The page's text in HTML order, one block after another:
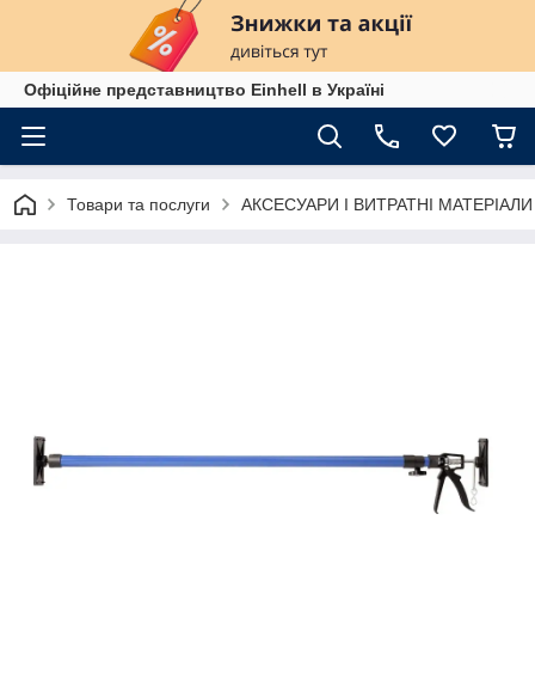
Офіційне представництво Einhell в Україні
Товари та послуги АКСЕСУАРИ І ВИТРАТНІ МАТЕРІАЛИ